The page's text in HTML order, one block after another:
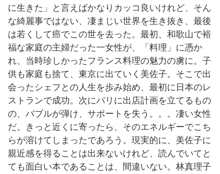
に生きた」と言えばかなりカッコ良いけれど、そん
な綺麗事ではない、凄まじい世界を生き抜き、最後
は若くして癌でこの世を去った。最初、和歌山で裕
福な家庭の主婦だった一女性が、「料理」に憑か
れ、当時珍しかったフランス料理の魅力の虜に。子
供も家庭も捨て、東京に出ていく美佐子。そこで出
会ったシェフとの人生を歩み始め、最初に日本のレ
ストランで成功。次にパリに出店計画を立てるもの
の、バブルが弾け、サポートを失う。。。凄い女性
だ。きっと近くに寄ったら、そのエネルギーでこち
らが溶けてしまったであろう。現実的に、美佐子に
親近感を得ることは出来ないけれど、読んでいてと
ても面白い本であることは、間違いない。林真理子